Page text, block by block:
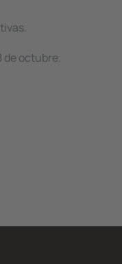
de octubre.